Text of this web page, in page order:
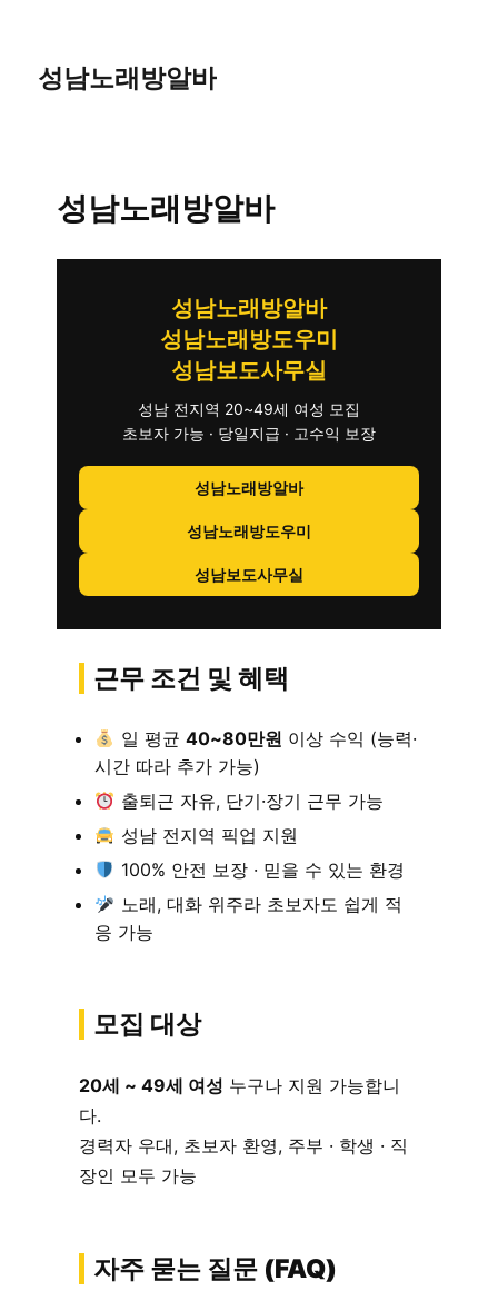
성남노래방알바
성남노래방알바
성남노래방알바
성남노래방도우미
성남보도사무실
성남 전지역 20~49세 여성 모집
초보자 가능 · 당일지급 · 고수익 보장
성남노래방알바
성남노래방도우미
성남보도사무실
근무 조건 및 혜택
일 평균 40~80만원 이상 수익 (능력·
시간 따라 추가 가능)
출퇴근 자유, 단기·장기 근무 가능
성남 전지역 픽업 지원
100% 안전 보장 · 믿을 수 있는 환경
노래, 대화 위주라 초보자도 쉽게 적
응 가능
모집 대상
20세 ~ 49세 여성 누구나 지원 가능합니
다.
경력자 우대, 초보자 환영, 주부 · 학생 · 직
장인 모두 가능
자주 묻는 질문 (FAQ)